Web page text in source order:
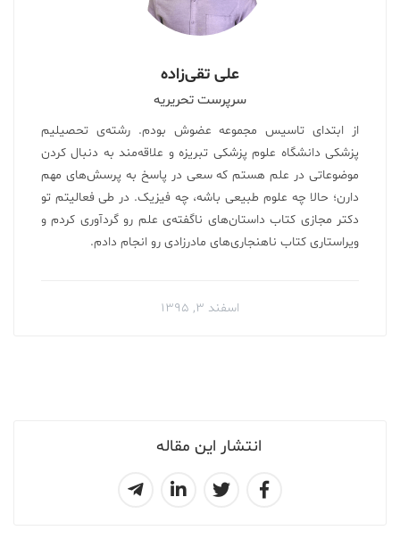
انتشار این مقاله
علی تقی‌زاده
سرپرست تحریریه
از ابتدای تاسیس مجموعه عضوش بودم. رشته‌ی تحصیلیم
پزشکی دانشگاه علوم پزشکی تبریزه و علاقه‌مند به دنبال کردن
موضوعاتی در علم هستم که سعی در پاسخ به پرسش‌های مهم
دارن؛ حالا چه علوم طبیعی باشه، چه فیزیک. در طی فعالیتم تو
دکتر مجازی کتاب داستان‌های ناگفته‌ی علم رو گردآوری کردم‌ و
ویراستاری کتاب ناهنجاری‌های مادرزادی رو انجام دادم.
اسفند ۳, ۱۳۹۵